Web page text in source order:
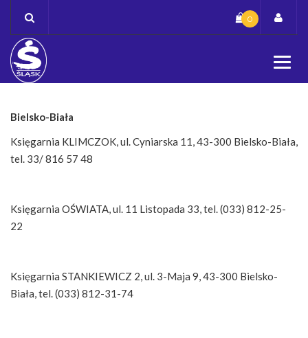
content
0
Bielsko-Biała
Księgarnia KLIMCZOK, ul. Cyniarska 11, 43-300 Bielsko-Biała,
tel. 33/ 816 57 48
Księgarnia OŚWIATA, ul. 11 Listopada 33, tel. (033) 812-25-
22
Księgarnia STANKIEWICZ 2, ul. 3-Maja 9, 43-300 Bielsko-
Biała, tel. (033) 812-31-74